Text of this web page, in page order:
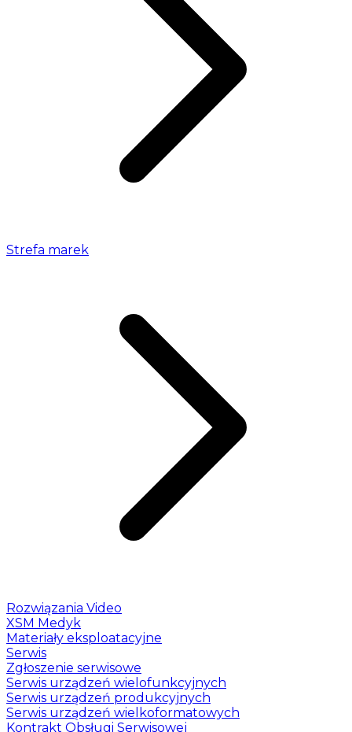
Strefa marek
Rozwiązania Video
XSM Medyk
Materiały eksploatacyjne
Serwis
Zgłoszenie serwisowe
Serwis urządzeń wielofunkcyjnych
Serwis urządzeń produkcyjnych
Serwis urządzeń wielkoformatowych
Kontrakt Obsługi Serwisowej